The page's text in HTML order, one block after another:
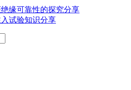
缘可靠性的探究分享
试验知识分享